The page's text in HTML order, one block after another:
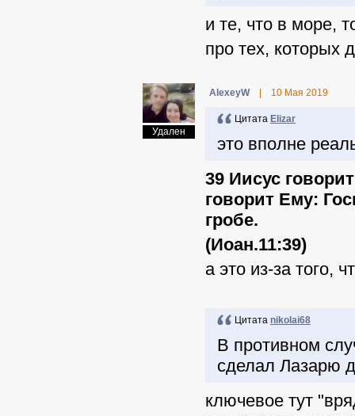
и те, что в море,
про тех, которых
Удален
AlexeyW 10 Мая 2019
Цитата Elizar
это вполне
39 Иисус
говорит Ему:
гробе.
(Иоан.11:39)
а это из-за того,
Цитата nikolai68
В противном
сделал Лазарю
ключевое тут